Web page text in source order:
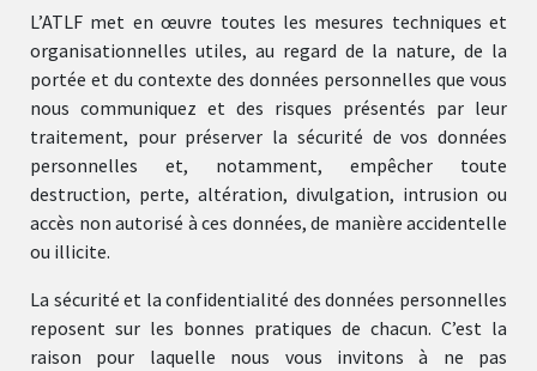
L’ATLF met en œuvre toutes les mesures techniques et
organisationnelles utiles, au regard de la nature, de la
portée et du contexte des données personnelles que vous
nous communiquez et des risques présentés par leur
traitement, pour préserver la sécurité de vos données
personnelles et, notamment, empêcher toute
destruction, perte, altération, divulgation, intrusion ou
accès non autorisé à ces données, de manière accidentelle
ou illicite.
La sécurité et la confidentialité des données personnelles
reposent sur les bonnes pratiques de chacun. C’est la
raison pour laquelle nous vous invitons à ne pas